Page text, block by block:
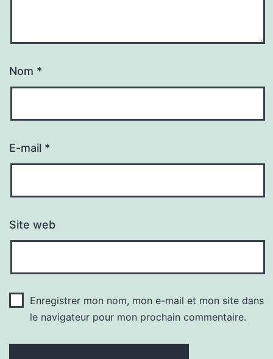
Nom *
E-mail *
Site web
Enregistrer mon nom, mon e-mail et mon site dans
le navigateur pour mon prochain commentaire.